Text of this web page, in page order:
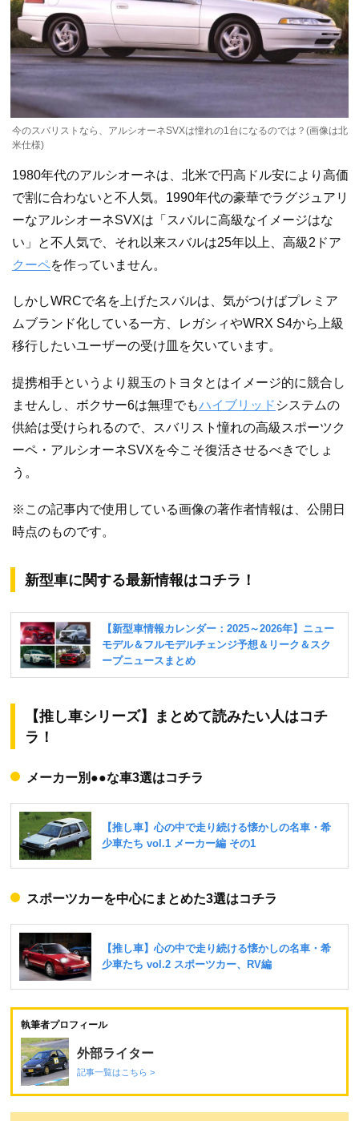
今のスバリストなら、アルシオーネSVXは憧れの1台になるのでは？(画像は北
米仕様)
1980年代のアルシオーネは、北米で円高ドル安により高価
で割に合わないと不人気。1990年代の豪華でラグジュアリ
ーなアルシオーネSVXは「スバルに高級なイメージはな
い」と不人気で、それ以来スバルは25年以上、高級2ドア
クーペを作っていません。
しかしWRCで名を上げたスバルは、気がつけばプレミア
ムブランド化している一方、レガシィやWRX S4から上級
移行したいユーザーの受け皿を欠いています。
提携相手というより親玉のトヨタとはイメージ的に競合し
ませんし、ボクサー6は無理でもハイブリッド システムの
供給は受けられるので、スバリスト憧れの高級スポーツク
ーペ・アルシオーネSVXを今こそ復活させるべきでしょ
う。
※この記事内で使用している画像の著作者情報は、公開日
時点のものです。
新型車に関する最新情報はコチラ！
【推し車シリーズ】まとめて読みたい人はコチ
ラ！
メーカー別●●な車3選はコチラ
スポーツカーを中心にまとめた3選はコチラ
執筆者プロフィール
外部ライター
記事一覧はこちら >